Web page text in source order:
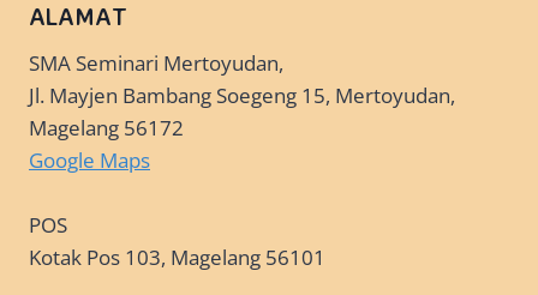
ALAMAT
SMA Seminari Mertoyudan,
Jl. Mayjen Bambang Soegeng 15, Mertoyudan,
Magelang 56172
Google Maps
POS
Kotak Pos 103, Magelang 56101